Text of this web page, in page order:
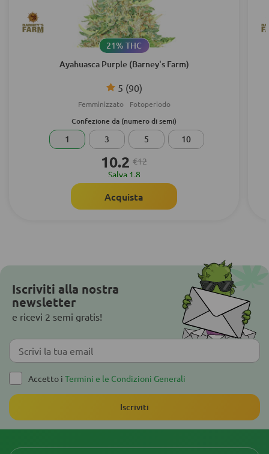
Ayahuasca Purple (Barney's Farm)
5 (90)
21% THC
Femminizzato Fotoperiodo
Confezione da (numero di semi)
1 3 5 10
10.2 €12
Salva 1.8
Acquista
Iscriviti alla nostra
newsletter
e ricevi 2 semi gratis!
Accetto i Termini e le Condizioni Generali
Iscriviti